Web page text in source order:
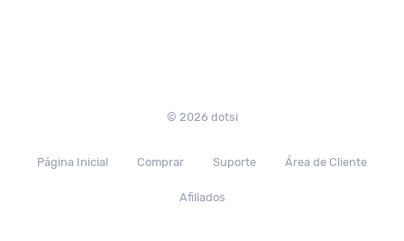
© 2026 dotsi
Página Inicial Comprar Suporte Área de Cliente
Afiliados